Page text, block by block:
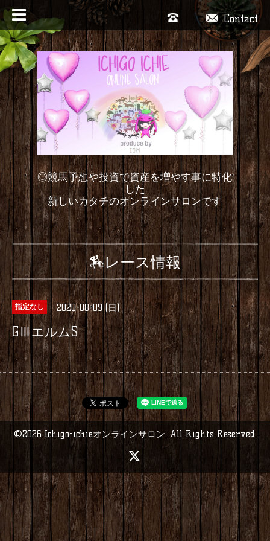
Contact
◎競馬予想や投資で資産を増やす事に特化
した
新しいカタチのオンラインサロンです
🏇レース情報
指定なし 2020-08-09 (日)
GⅢエルムS
©2026 Ichigo-ichieオンラインサロン . All Rights Reserved.